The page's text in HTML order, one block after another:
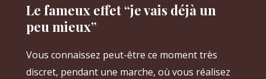
Le fameux effet “je vais déjà un
peu mieux”
Vous connaissez peut-être ce moment très
discret, pendant une marche, où vous réalisez